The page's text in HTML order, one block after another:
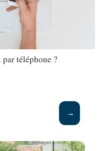
téléphone ?